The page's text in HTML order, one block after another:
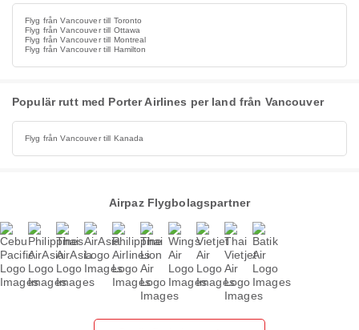
Flyg från Vancouver till Toronto
Flyg från Vancouver till Ottawa
Flyg från Vancouver till Montreal
Flyg från Vancouver till Hamilton
Populär rutt med Porter Airlines per land från Vancouver
Flyg från Vancouver till Kanada
Airpaz Flygbolagspartner